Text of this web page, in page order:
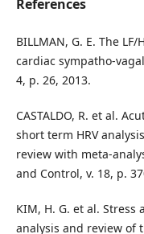
References
BILLMAN, G. E. The
cardiac sympatho-
4, p. 26, 2013.
CASTALDO, R. et al.
short term HRV
review with meta-
and Control, v. 18, p.
KIM, H. G. et al.
analysis and review of